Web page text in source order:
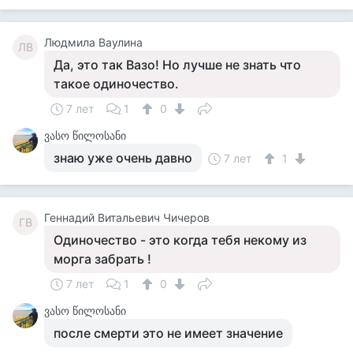
ЛВ Людмила Ваулина
Да, это так Вазо! Но лучше не знать что
такое одиночество.
7 лет 1
0
ვასო წილოსანი
знаю уже очень давно 7 лет 1
ГВ Геннадий Витальевич Чичеров
Одиночество - это когда тебя некому из
морга забрать !
7 лет 1
0
ვასო წილოსანი
после смерти это не имеет значение